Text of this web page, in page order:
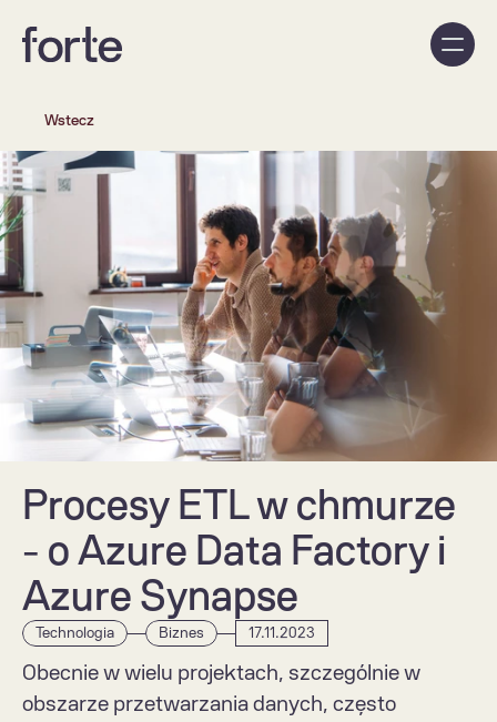
Wstecz
Obecnie w wielu projektach, szczególnie w
obszarze przetwarzania danych, często
Procesy ETL w chmurze
- o Azure Data Factory i
Azure Synapse
Technologia Biznes 17.11.2023